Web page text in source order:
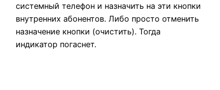
системный телефон и назначить на эти кнопки
внутренних абонентов. Либо просто отменить
назначение кнопки (очистить). Тогда
индикатор погаснет.